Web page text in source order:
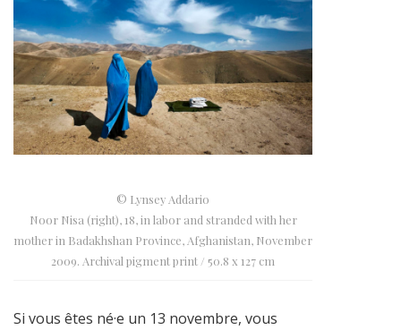
© Lynsey Addario
Noor Nisa (right), 18, in labor and stranded with her
mother in Badakhshan Province, Afghanistan, November
2009. Archival pigment print / 50.8 x 127 cm
Si vous êtes né·e un 13 novembre, vous